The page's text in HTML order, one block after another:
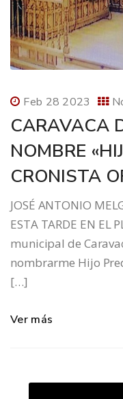
Feb 28 2023
CARAVACA
NOMBRE
CRONISTA
JOSÉ ANTONIO
ESTA TARDE EN EL
municipal de
nombrarme Hijo
[…]
Ver más